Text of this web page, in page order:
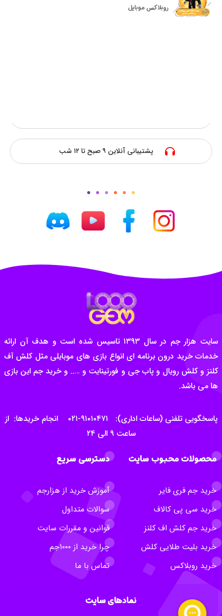
روبلاکس موبایل
پشتیبانی آنلاین ۹ صبح تا ۱۲ شب
سایت هزار جم در سال ۱۳۹۳ تاسیس شده است و هدف آن ارائه
خدمات خرید درون برنامه ای انواع بازی های موبایلی مثل کلش آف
کلنز و کلش رویال و پاب جی و فورتینایت و ….. و خرید جم این بازی
ها می باشد.
پاسخگویی تلفنی (ساعات اداری): ۹۱۰۱۰۴۷۱-۰۲۱ انجام خریدها: از
ساعت ۹ الی ۲۴
محصولات محبوب سایت
خرید جم فری فایر
خرید سی پی کالاف
خرید جم کلش اف کلنز
خرید بلیت طلایی کلش
خرید روبلاکس
دسترسی سریع
آموزش خرید از هزارجم
سوالات متداول
قوانین و مقررات سایت
چرا خرید از ۱۰۰۰جم
تماس با ما
نمادهای سایت